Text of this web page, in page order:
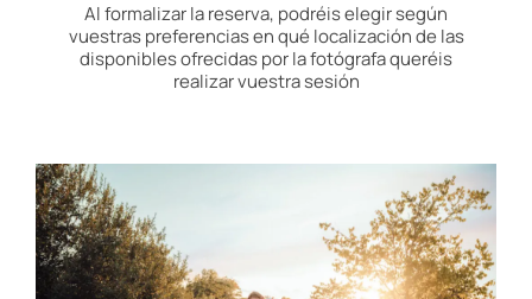
Al formalizar la reserva, podréis elegir según
vuestras preferencias en qué localización de las
disponibles ofrecidas por la fotógrafa queréis
realizar vuestra sesión